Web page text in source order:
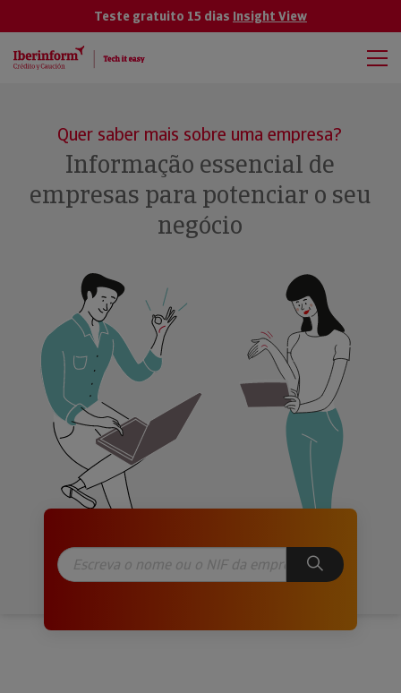
Teste gratuito 15 dias Insight View
Quer saber mais sobre uma empresa?
Informação essencial de
empresas para potenciar o seu
negócio